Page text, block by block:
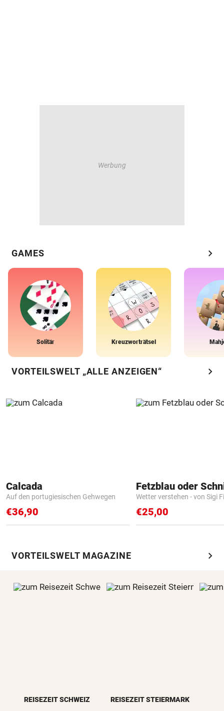
GAMES chevron_right
Solitär Kreuzworträtsel
VORTEILSWELT „ALLE ANZEIGEN“ chevron_right
Calcada
Auf den portugiesischen Gehwegen
€36,90
Fetzblau oder
Wetter verstehen - von Sigi
€25,00
VORTEILSWELT MAGAZINE chevron_right
REISEZEIT SCHWEIZ REISEZEIT STEIERMARK